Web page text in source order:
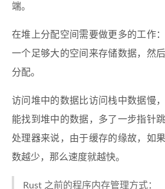
端。
在堆上分配空间需要做更多的工作
一个足够大的空间来存储数据，然
分配。
访问堆中的数据比访问栈中数据慢
能找到堆中的数据，多了一步指针
处理器来说，由于缓存的缘故，如
数越少，那么速度就越快。
Rust 之前的程序内存管理方式：